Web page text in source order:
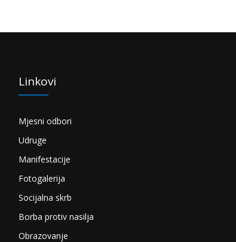
Linkovi
Mjesni odbori
Udruge
Manifestacije
Fotogalerija
Socijalna skrb
Borba protiv nasilja
Obrazovanje